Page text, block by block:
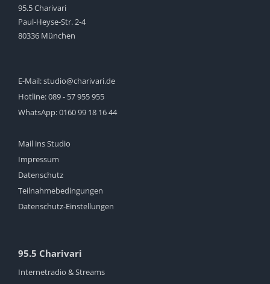
95.5 Charivari
Paul-Heyse-Str. 2-4
80336 München
E-Mail:studio@charivari.de
Hotline:089 - 57 955 955
WhatsApp:0160 99 18 16 44
Mail ins Studio
Impressum
Datenschutz
Teilnahmebedingungen
Datenschutz-Einstellungen
95.5 Charivari
Internetradio & Streams